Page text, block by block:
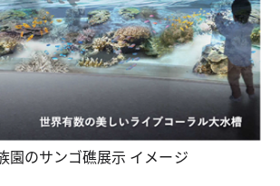
園のサンゴ礁展示 イメージ